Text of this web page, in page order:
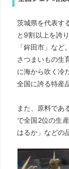
茨城県を代表す
と9割以上を誇
「鉾田市」など。
さつまいもの生
に海から吹く冷
全国に誇る特産
また、原料であ
で全国2位の生
はるか」などの